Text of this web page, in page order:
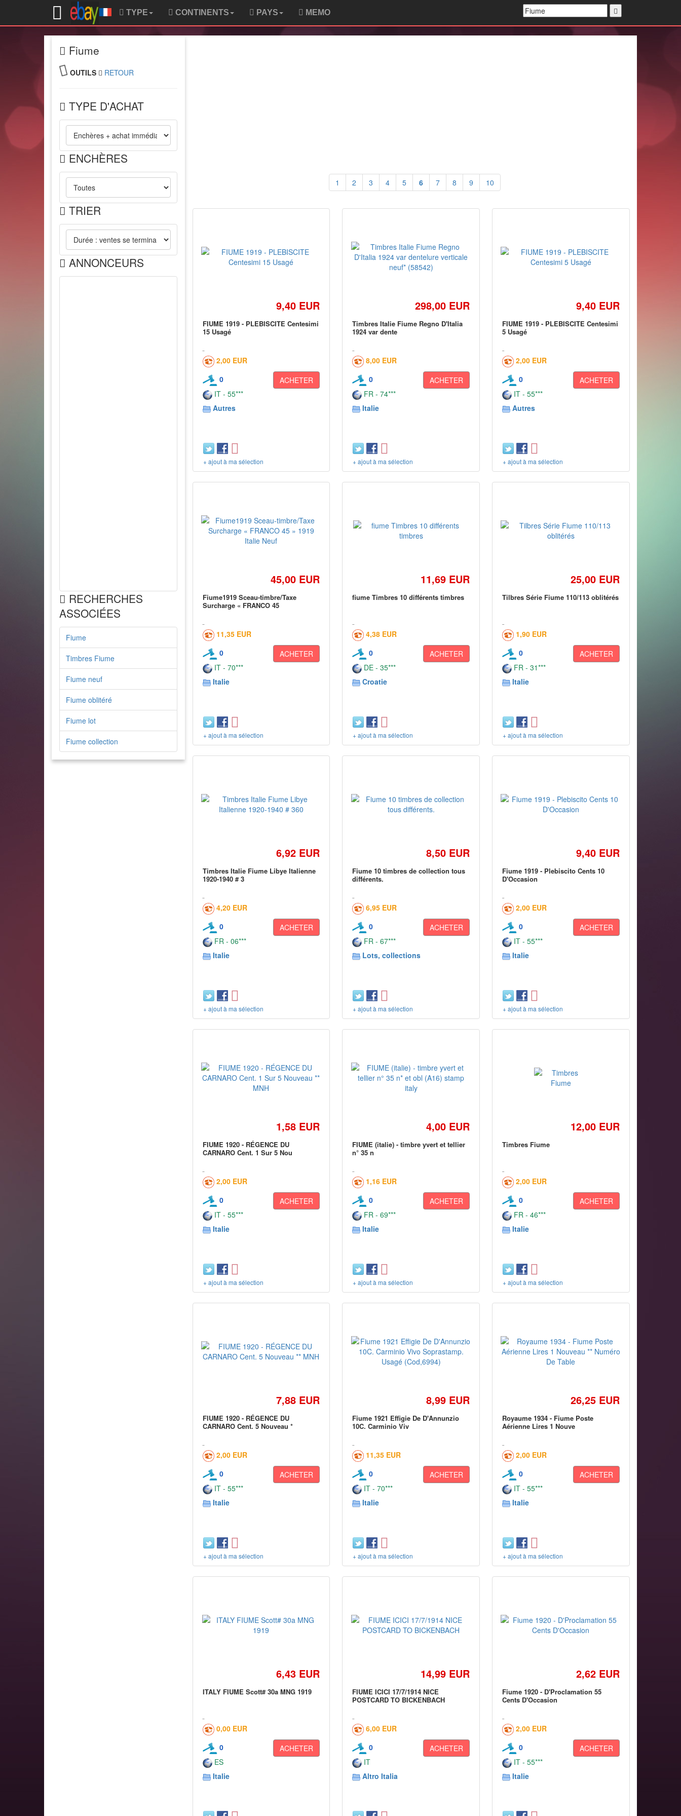
TYPE CONTINENTS PAYS MEMO
Fiume
OUTILS RETOUR
TYPE D'ACHAT
ENCHÈRES
TRIER
ANNONCEURS
RECHERCHES
ASSOCIÉES
Fiume
Timbres Fiume
Fiume neuf
Fiume oblitéré
Fiume lot
Fiume collection
1 2 3 4 5 6 7 8 9 10
9,40 EUR
FIUME 1919 - PLEBISCITE Centesimi
15 Usagé
2,00 EUR
0
ACHETER
IT - 55***
Autres
+ ajout à ma sélection
298,00 EUR
Timbres Italie Fiume Regno D'Italia
1924 var dente
8,00 EUR
0
ACHETER
FR - 74***
Italie
+ ajout à ma sélection
9,40 EUR
FIUME 1919 - PLEBISCITE Centesimi
5 Usagé
2,00 EUR
0
ACHETER
IT - 55***
Autres
+ ajout à ma sélection
45,00 EUR
Fiume1919 Sceau-timbre/Taxe
Surcharge « FRANCO 45
11,35 EUR
0
ACHETER
IT - 70***
Italie
+ ajout à ma sélection
11,69 EUR
fiume Timbres 10 différents timbres
4,38 EUR
0
ACHETER
DE - 35***
Croatie
+ ajout à ma sélection
25,00 EUR
Tilbres Série Fiume 110/113 oblitérés
1,90 EUR
0
ACHETER
FR - 31***
Italie
+ ajout à ma sélection
6,92 EUR
Timbres Italie Fiume Libye Italienne
1920-1940 # 3
4,20 EUR
0
ACHETER
FR - 06***
Italie
+ ajout à ma sélection
8,50 EUR
Fiume 10 timbres de collection tous
différents.
6,95 EUR
0
ACHETER
FR - 67***
Lots, collections
+ ajout à ma sélection
9,40 EUR
Fiume 1919 - Plebiscito Cents 10
D'Occasion
2,00 EUR
0
ACHETER
IT - 55***
Italie
+ ajout à ma sélection
1,58 EUR
FIUME 1920 - RÉGENCE DU
CARNARO Cent. 1 Sur 5 Nou
2,00 EUR
0
ACHETER
IT - 55***
Italie
+ ajout à ma sélection
4,00 EUR
FIUME (italie) - timbre yvert et tellier
n° 35 n
1,16 EUR
0
ACHETER
FR - 69***
Italie
+ ajout à ma sélection
12,00 EUR
Timbres Fiume
2,00 EUR
0
ACHETER
FR - 46***
Italie
+ ajout à ma sélection
7,88 EUR
FIUME 1920 - RÉGENCE DU
CARNARO Cent. 5 Nouveau *
2,00 EUR
0
ACHETER
IT - 55***
Italie
+ ajout à ma sélection
8,99 EUR
Fiume 1921 Effigie De D'Annunzio
10C. Carminio Viv
11,35 EUR
0
ACHETER
IT - 70***
Italie
+ ajout à ma sélection
26,25 EUR
Royaume 1934 - Fiume Poste
Aérienne Lires 1 Nouve
2,00 EUR
0
ACHETER
IT - 55***
Italie
+ ajout à ma sélection
6,43 EUR
ITALY FIUME Scott# 30a MNG 1919
0,00 EUR
0
ACHETER
ES
Italie
14,99 EUR
FIUME ICICI 17/7/1914 NICE
POSTCARD TO BICKENBACH
6,00 EUR
0
ACHETER
IT
Altro Italia
2,62 EUR
Fiume 1920 - D'Proclamation 55
Cents D'Occasion
2,00 EUR
0
ACHETER
IT - 55***
Italie